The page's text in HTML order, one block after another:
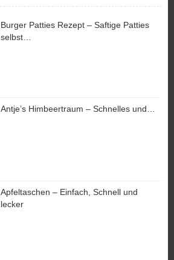
Burger Patties Rezept – Saftige Patties
selbst…
Antje’s Himbeertraum – Schnelles und…
Apfeltaschen – Einfach, Schnell und
lecker